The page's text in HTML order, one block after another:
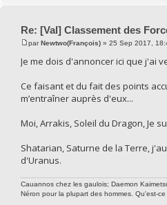
Re: [Val] Classement des
parNewtwo(François) » 25 Sep 2017,
Je me dois d'annoncer ici que j'ai
Ce faisant et du fait des points
m’entraîner auprès d'eux...
Moi, Arrakis, Soleil du Dragon, Je
Shatarian, Saturne de la Terre,
d'Uranus.
Cauannos chez les gaulois; Daemon
Néron pour la plupart des hommes. Qu'est-